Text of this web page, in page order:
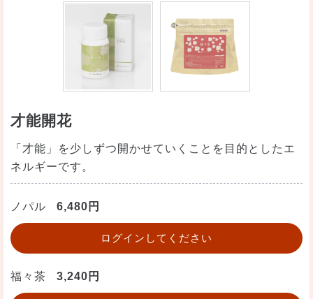
才能開花
「才能」を少しずつ開かせていくことを目的としたエ
ネルギーです。
ノパル 6,480円
ログインしてください
福々茶 3,240円